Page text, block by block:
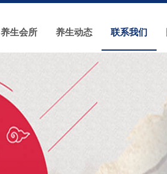
养生会所 养生动态 联系我们